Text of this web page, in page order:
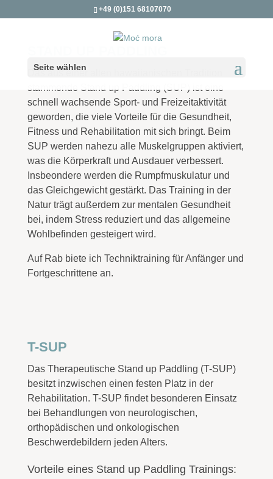
+49 (0)151 68107070
Seite wählen
Das aus einer alten hawaiianischen Tradition
stammende Stand up Paddling (SUP) ist eine
schnell wachsende Sport- und Freizeitaktivität
geworden, die viele Vorteile für die Gesundheit,
Fitness und Rehabilitation mit sich bringt. Beim
SUP werden nahezu alle Muskelgruppen aktiviert,
was die Körperkraft und Ausdauer verbessert.
Insbeondere werden die Rumpfmuskulatur und
das Gleichgewicht gestärkt. Das Training in der
Natur trägt außerdem zur mentalen Gesundheit
bei, indem Stress reduziert und das allgemeine
Wohlbefinden gesteigert wird.
Auf Rab biete ich Techniktraining für Anfänger und
Fortgeschrittene an.
T-SUP
Das Therapeutische Stand up Paddling (T-SUP)
besitzt inzwischen einen festen Platz in der
Rehabilitation. T-SUP findet besonderen Einsatz
bei Behandlungen von neurologischen,
orthopädischen und onkologischen
Beschwerdebildern jeden Alters.
Vorteile eines Stand up Paddling Trainings: